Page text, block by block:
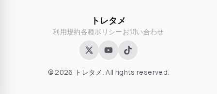
トレタメ
利用規約各種ポリシーお問い合わせ
© 2026 トレタメ. All rights reserved.